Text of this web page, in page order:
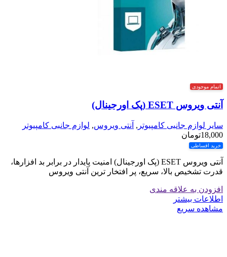
اتمام موجودی
آنتی ویروس ESET (پک اورجینال)
سایر لوازم جانبی کامپیوتر , آنتی ویروس, لوازم جانبی کامپیوتر
18,000تومان
خرید اقساطی
آنتی ویروس ESET (پک اورجینال) امنیت پایدار در برابر بد افزارها،
قدرت تشخیص بالا، سریع، پر افتخار ترین آنتی ویروس
افزودن به علاقه مندی
اطلاعات بیشتر
مشاهده سریع